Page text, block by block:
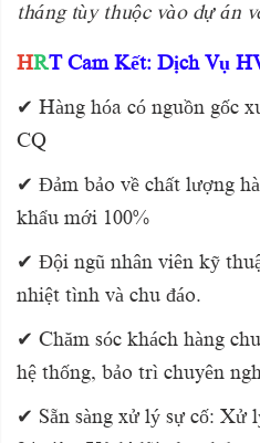
tháng tùy thuộc vào dự án
HRT Cam Kết: Dịch Vụ
✔ Hàng hóa có nguồn gốc
CQ
✔ Đảm bảo về chất lượng
khẩu mới 100%
✔ Đội ngũ nhân viên kỹ
nhiệt tình và chu đáo.
✔ Chăm sóc khách hàng
hệ thống, bảo trì chuyên
✔ Sẵn sàng xử lý sự cố: Xử